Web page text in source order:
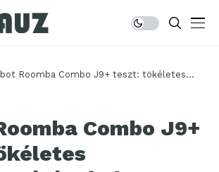
Roomba Combo J9+ teszt: tökéletes
Combo J9+